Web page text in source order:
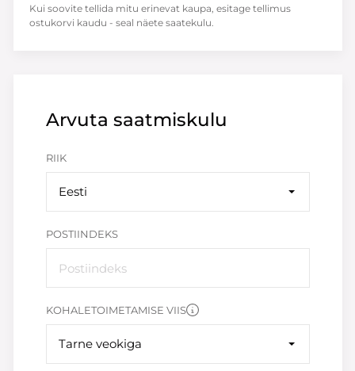
Arvuta saatmiskulu
RIIK
Eesti
POSTIINDEKS
KOHALETOIMETAMISE VIIS
Tarne veokiga
Kui soovite tellida mitu erinevat kaupa, esitage tellimus
ostukorvi kaudu - seal näete saatekulu.